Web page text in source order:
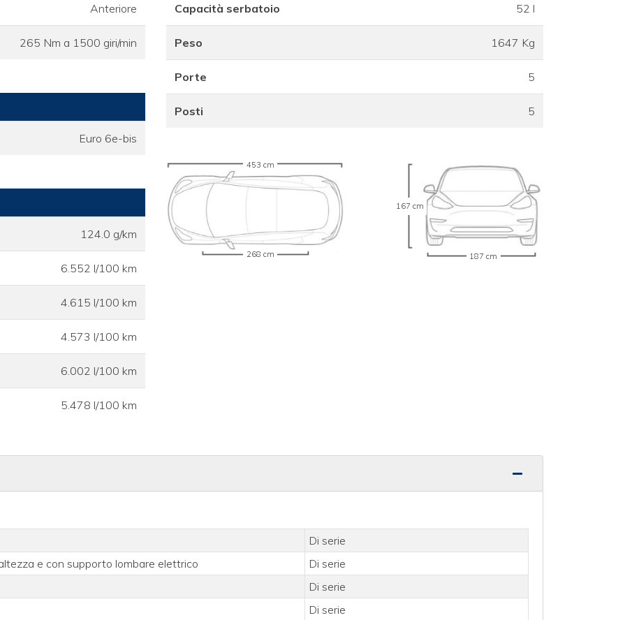
Anteriore
265 Nm a 1500 giri/min
Euro 6e-bis
124.0 g/km
6.552 l/100 km
4.615 l/100 km
4.573 l/100 km
6.002 l/100 km
5.478 l/100 km
Capacità serbatoio 52 l
Peso 1647 Kg
Porte 5
Posti 5
453 cm
268 cm
167 cm
187 cm
Di serie
e con supporto lombare elettrico
Di serie
Di serie
Di serie